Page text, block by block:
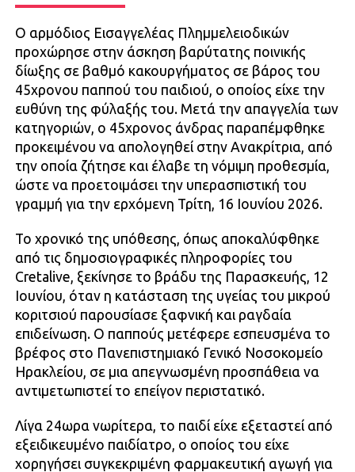
Ο αρμόδιος Εισαγγελέας Πλημμελειοδικών
προχώρησε στην άσκηση βαρύτατης ποινικής
δίωξης σε βαθμό κακουργήματος σε βάρος του
45χρονου παππού του παιδιού, ο οποίος είχε την
ευθύνη της φύλαξής του. Μετά την απαγγελία των
κατηγοριών, ο 45χρονος άνδρας παραπέμφθηκε
προκειμένου να απολογηθεί στην Ανακρίτρια, από
την οποία ζήτησε και έλαβε τη νόμιμη προθεσμία,
ώστε να προετοιμάσει την υπερασπιστική του
γραμμή για την ερχόμενη Τρίτη, 16 Ιουνίου 2026.
Το χρονικό της υπόθεσης, όπως αποκαλύφθηκε
από τις δημοσιογραφικές πληροφορίες του
Cretalive, ξεκίνησε το βράδυ της Παρασκευής, 12
Ιουνίου, όταν η κατάσταση της υγείας του μικρού
κοριτσιού παρουσίασε ξαφνική και ραγδαία
επιδείνωση. Ο παππούς μετέφερε εσπευσμένα το
βρέφος στο Πανεπιστημιακό Γενικό Νοσοκομείο
Ηρακλείου, σε μια απεγνωσμένη προσπάθεια να
αντιμετωπιστεί το επείγον περιστατικό.
Λίγα 24ωρα νωρίτερα, το παιδί είχε εξεταστεί από
εξειδικευμένο παιδίατρο, ο οποίος του είχε
χορηγήσει συγκεκριμένη φαρμακευτική αγωγή για